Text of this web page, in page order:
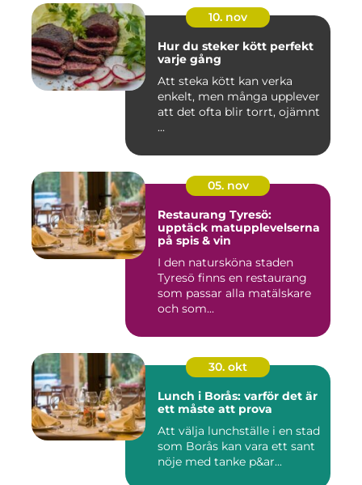
10. nov
Hur du steker kött perfekt
varje gång
Att steka kött kan verka
enkelt, men många upplever
att det ofta blir torrt, ojämnt
...
05. nov
Restaurang Tyresö:
upptäck matupplevelserna
på spis & vin
I den natursköna staden
Tyresö finns en restaurang
som passar alla matälskare
och som...
30. okt
Lunch i Borås: varför det är
ett måste att prova
Att välja lunchställe i en stad
som Borås kan vara ett sant
nöje med tanke p&ar...